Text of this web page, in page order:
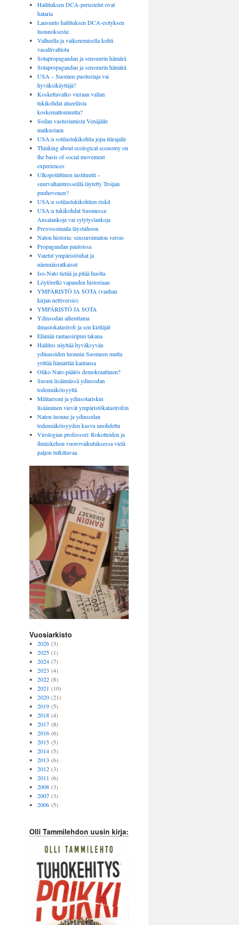
Hallituksen DCA-perustelut ovat
hataria
Lausunto hallituksen DCA-esityksen
luonnoksesta:
Valheella ja vaikenemisella kohti
vasallivaltiota
Sotapropagandan ja sensuurin hämärä
Sotapropagandan ja sensuurin hämärä
USA – Suomen puolustaja vai
hyväksikäyttäjä?
Koskettavatko vieraan vallan
tukikohdat alueellista
koskemattomuutta?
Sodan vastustamista Venäjälle
matkustaen
USA:n sotilastukikohtia jopa itärajalle
Thinking about ecological economy on
the basis of social movement
experiences
Ulkopoliittinen instituutti –
suurvaltaintresseillä täytetty Troijan
puuhevonen?
USA:n sotilastukikohtien riskit
USA:n tukikohdat Suomessa:
Ansalankoja vai sytytyslankoja
Provosoimalla täystuhoon
Naton historia: sensuroimaton versio
Propagandan pauloissa
Vaietut ympäristöuhat ja
näennäisratkaisut
Iso-Nato tietää ja pitää huolta
Löytöretki vapauden historiaan
YMPÄRISTÖ JA SOTA (vanhan
kirjan nettiversio)
YMPÄRISTÖ JA SOTA
Ydinsodan aiheuttama
ilmastokatastrofi ja sen kieltäjät
Elämää rautaesiripun takana
Hallitus näyttää hyväksyvän
ydinaseiden tuonnin Suomeen mutta
yrittää hämärtää kantansa
Oliko Nato-päätös demokraattinen?
Suomi lisäämässä ydinsodan
todennäköisyyttä
Militarismi ja ydinsotariskin
lisääminen vievät ympäristökatastrofiin
Naton luonne ja ydinsodan
todennäköisyyden kasvu unohdettu
Virologian professori: Rokotteiden ja
ihmiskehon vuorovaikutuksessa vielä
paljon tutkittavaa
Vuosiarkisto
2026(3)
2025(1)
2024(7)
2023 (4)
2022(8)
2021 (10)
2020(21)
2019(5)
2018(4)
2017(8)
2016(6)
2015(5)
2014(5)
2013 (6)
2012(3)
2011 (6)
2008(3)
2007(3)
2006(5)
Olli Tammilehdon uusin kirja: